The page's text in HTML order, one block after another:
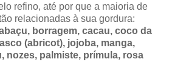
refino, até por que a maioria de
relacionadas à sua gordura:
borragem, cacau, coco da
(abricot), jojoba, manga,
nozes, palmiste, prímula, rosa